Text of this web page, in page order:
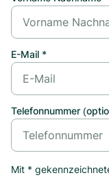
E-Mail *
Telefonnummer
Mit *